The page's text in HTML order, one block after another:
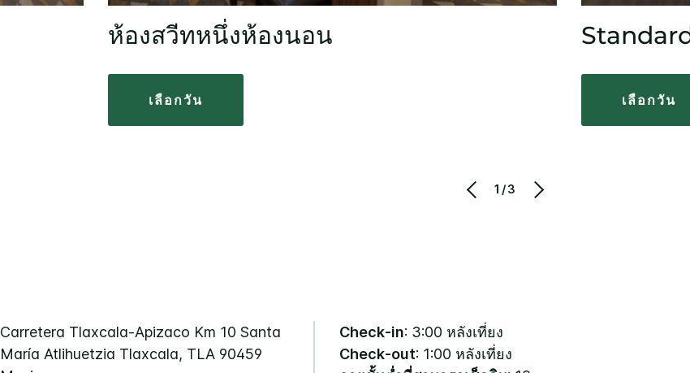
ห้องสวีทหนึ่งห้องนอน
เลือกวัน เลือกวัน
1/3
Carretera Tlaxcala-Apizaco Km 10 Santa
María Atlihuetzia Tlaxcala, TLA 90459
Check-in: 3:00 หลังเที่ยง
Check-out: 1:00 หลังเที่ยง